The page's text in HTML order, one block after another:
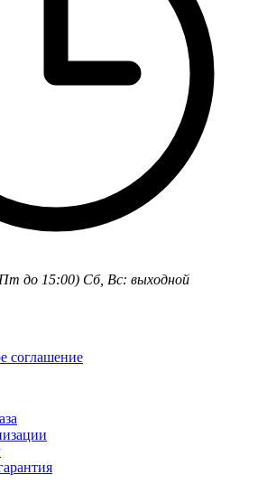
до 15:00) Сб, Вс: выходной
соглашение